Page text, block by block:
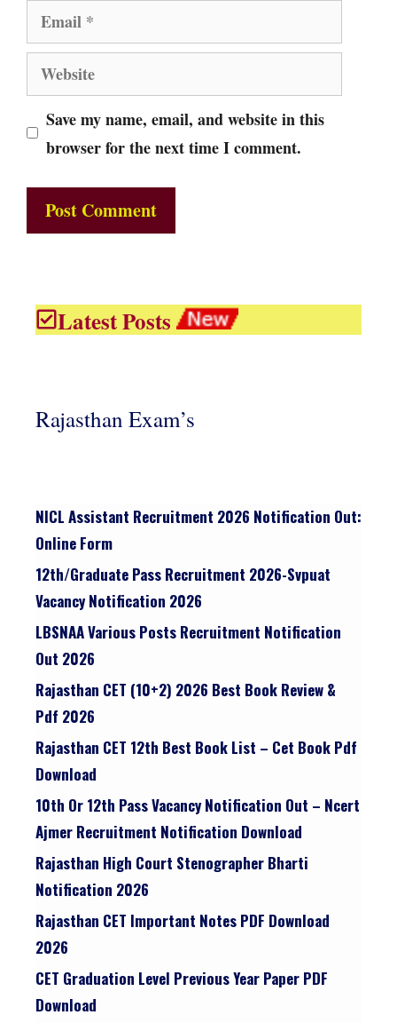
Email
Website
Save my name, email, and website in this
browser for the next time I comment.
Latest Posts
Rajasthan Exam’s
NICL Assistant Recruitment 2026 Notification Out:
Online Form
12th/graduate Pass Recruitment 2026-Svpuat
Vacancy Notification 2026
LBSNAA Various Posts Recruitment Notification
Out 2026
Rajasthan CET (10+2) 2026 Best Book Review &
Pdf 2026
Rajasthan CET 12th Best Book List – Cet Book Pdf
Download
10th Or 12th Pass Vacancy Notification Out – Ncert
Ajmer Recruitment Notification Download
Rajasthan High Court Stenographer Bharti
Notification 2026
Rajasthan CET Important Notes PDF Download
2026
CET Graduation Level Previous Year Paper PDF
Download